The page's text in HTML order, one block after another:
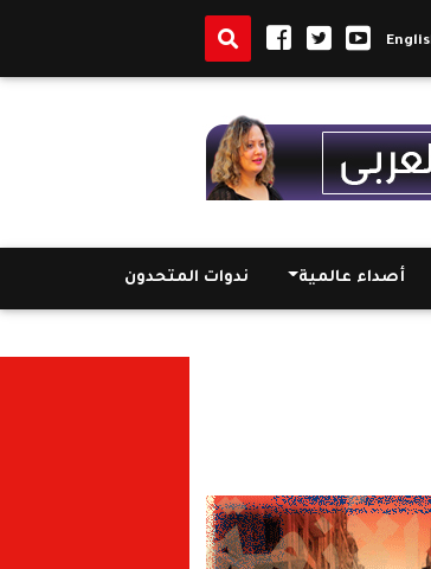
الانتخابات الجزائرية: حصول "تبون" على نسبة 94.65
أصداء عالمية ندوات المتحدون